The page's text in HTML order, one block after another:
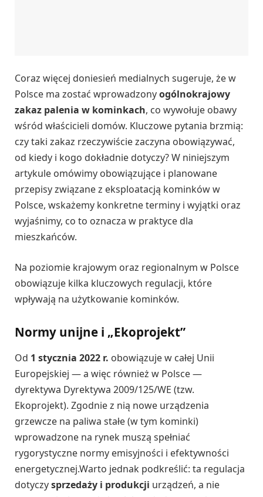
Coraz więcej doniesień medialnych sugeruje, że w
Polsce ma zostać wprowadzonyogólnokrajowy
zakaz palenia w kominkach, co wywołuje obawy
wśród właścicieli domów. Kluczowe pytania brzmią:
czy taki zakaz rzeczywiście zaczyna obowiązywać,
od kiedy i kogo dokładnie dotyczy? W niniejszym
artykule omówimy obowiązujące i planowane
przepisy związane z eksploatacją kominków w
Polsce, wskażemy konkretne terminy i wyjątki oraz
wyjaśnimy, co to oznacza w praktyce dla
mieszkańców.
Na poziomie krajowym oraz regionalnym w Polsce
obowiązuje kilka kluczowych regulacji, które
wpływają na użytkowanie kominków.
Normy unijne i „Ekoprojekt”
Od 1 stycznia 2022 r. obowiązuje w całej Unii
Europejskiej — a więc również w Polsce —
dyrektywa Dyrektywa 2009/125/WE (tzw.
Ekoprojekt). Zgodnie z nią nowe urządzenia
grzewcze na paliwa stałe (w tym kominki)
wprowadzone na rynek muszą spełniać
rygorystyczne normy emisyjności i efektywności
energetycznej.Warto jednak podkreślić: ta regulacja
dotyczysprzedaży i produkcji urządzeń, a nie